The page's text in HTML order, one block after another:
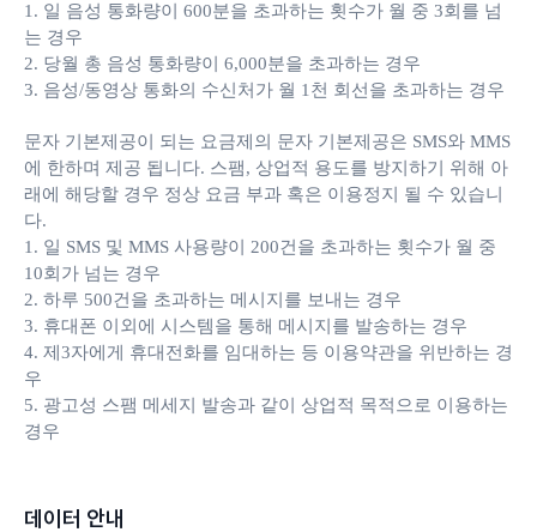
1. 일 음성 통화량이 600분을 초과하는 횟수가 월 중 3회를 넘
는 경우
2. 당월 총 음성 통화량이 6,000분을 초과하는 경우
3. 음성/동영상 통화의 수신처가 월 1천 회선을 초과하는 경우
문자 기본제공이 되는 요금제의 문자 기본제공은 SMS와 MMS
에 한하며 제공 됩니다. 스팸, 상업적 용도를 방지하기 위해 아
래에 해당할 경우 정상 요금 부과 혹은 이용정지 될 수 있습니
다.
1. 일 SMS 및 MMS 사용량이 200건을 초과하는 횟수가 월 중
10회가 넘는 경우
2. 하루 500건을 초과하는 메시지를 보내는 경우
3. 휴대폰 이외에 시스템을 통해 메시지를 발송하는 경우
4. 제3자에게 휴대전화를 임대하는 등 이용약관을 위반하는 경
우
5. 광고성 스팸 메세지 발송과 같이 상업적 목적으로 이용하는
경우
데이터 안내